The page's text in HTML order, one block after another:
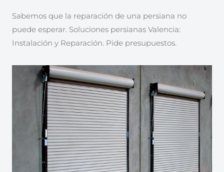
Sabemos que la reparación de una persiana no
puede esperar. Soluciones persianas Valencia:
Instalación y Reparación. Pide presupuestos.